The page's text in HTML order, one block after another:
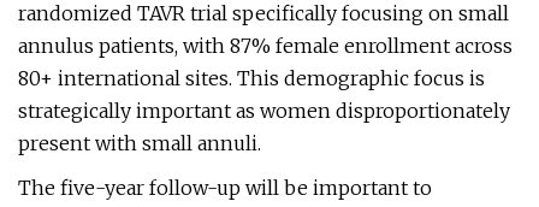
randomized TAVR trial specifically focusing on small
annulus patients, with 87% female enrollment across
80+ international sites. This demographic focus is
strategically important as women disproportionately
present with small annuli.
The five-year follow-up will be important to